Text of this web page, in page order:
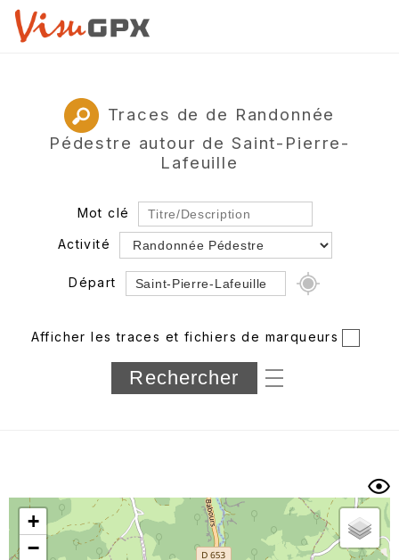
Traces de de Randonnée
Pédestre autour de Saint-Pierre-
Lafeuille
Mot clé
Activité
Départ
Département
Longueur min/max
Trier par
Afficher les traces et fichiers de marqueurs
+
−